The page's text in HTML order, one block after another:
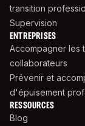
transition
Supervision
ENTREPRISES
Accompagner les
collaborateurs
Prévenir et
d'épuisement
RESSOURCES
Blog